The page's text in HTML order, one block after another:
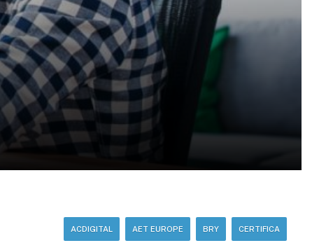
ACDIGITAL AET EUROPE BRY CERTIFICA